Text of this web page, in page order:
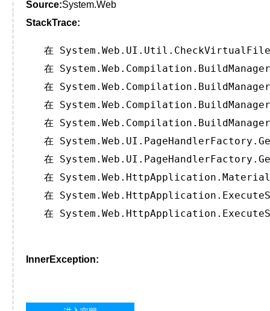
Source:System.Web
StackTrace:
在
在
在
在
在
在
在
在
在
在
InnerException: